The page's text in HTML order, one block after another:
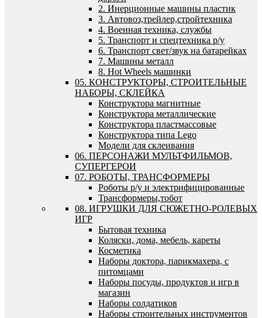
2. Инерционные машины пластик
3. Автовоз,трейлер,стройтехника
4. Военная техника, службы
5. Транспорт и спецтехника р/у
6. Транспорт свет/звук на батарейках
7. Машины металл
8. Hot Wheels машинки
05. КОНСТРУКТОРЫ, СТРОИТЕЛЬНЫЕ
НАБОРЫ, СКЛЕЙКА
Конструктора магнитные
Конструктора металлические
Конструктора пластмассовые
Конструктора типа Lego
Модели для склеивания
06. ПЕРСОНАЖИ МУЛЬТФИЛЬМОВ,
СУПЕРГЕРОИ
07. РОБОТЫ, ТРАНСФОРМЕРЫ
Роботы р/у и электрифицированные
Трансформеры,тобот
08. ИГРУШКИ ДЛЯ СЮЖЕТНО-РОЛЕВЫХ
ИГР
Бытовая техника
Коляски, дома, мебель, кареты
Косметика
Наборы доктора, парикмахера, с
питомцами
Наборы посуды, продуктов и игр в
магазин
Наборы солдатиков
Наборы строительных инструментов